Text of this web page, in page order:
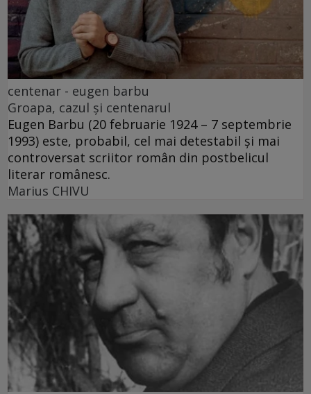
centenar - eugen barbu
Groapa, cazul și centenarul
Eugen Barbu (20 februarie 1924 – 7 septembrie
1993) este, probabil, cel mai detestabil și mai
controversat scriitor român din postbelicul
literar românesc.
Marius CHIVU